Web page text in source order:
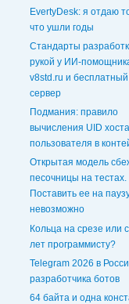
EvertyDesk: я отдаю
что ушли годы
Стандарты
рукой у ИИ-
v8std.ru и
сервер
Подмания: правило
вычисления UID
пользователя в
Открытая модель
песочницы на тестах.
Поставить ее на
невозможно
Кольца на срезе или
лет программисту?
Telegram 2026 в
разработчика ботов
64 байта и одна